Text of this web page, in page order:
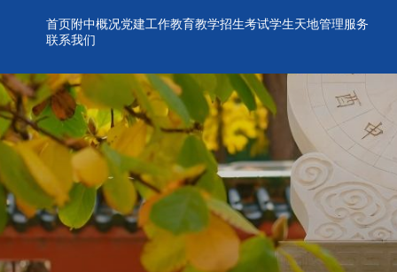
首页 附中概况党建工作教育教学招生考试学生天地管理服务
联系我们